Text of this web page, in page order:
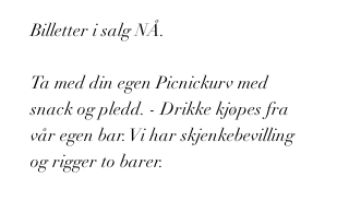
Billetter i salg NÅ.
Ta med din egen Picnickurv med
snack og pledd. - Drikke kjøpes fra
vår egen bar. Vi har skjenkebevilling
og rigger to barer.